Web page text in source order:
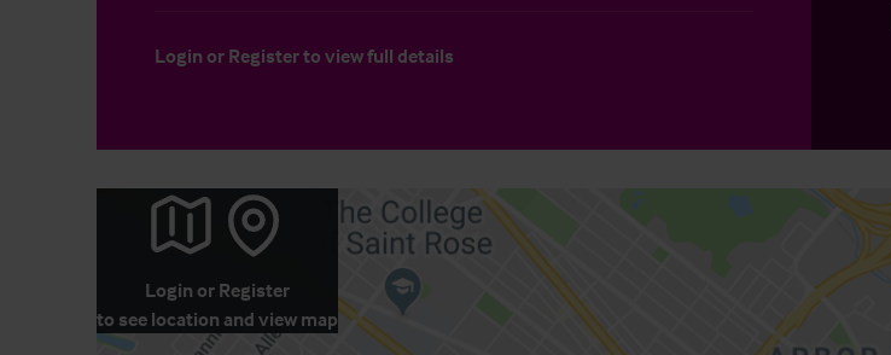
Login or Registerto view full details
Login or Register
to see location and view map